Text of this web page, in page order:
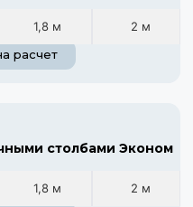
1,8 м
2 м
расчет
столбами Эконом
1,8 м
2 м